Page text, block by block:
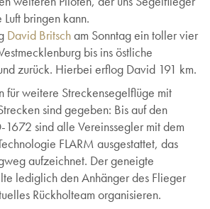
bringen kann.
David Britscham Sonntag ein toller vier
bis ins östliche
zurück. Hierbei erflog David 191 km.
für weitere Streckensegelflüge mit
sind gegeben: Bis auf den
1672 sind alle Vereinssegler mit dem
FLARM ausgestattet, das
aufzeichnet. Der geneigte
lediglich den Anhänger des Flieger
Rückholteam organisieren.